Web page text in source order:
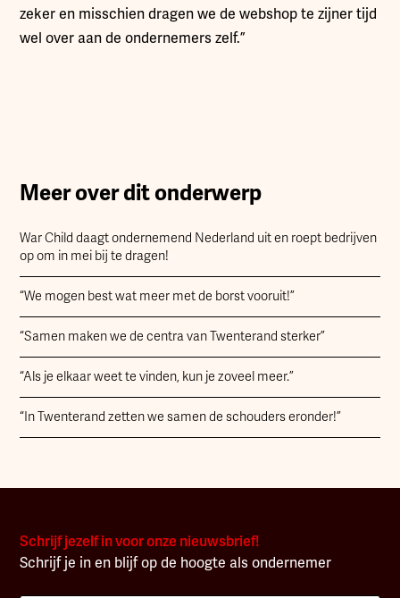
zeker en misschien dragen we de webshop te zijner tijd
wel over aan de ondernemers zelf.”
Meer over dit onderwerp
War Child daagt ondernemend Nederland uit en roept bedrijven
op om in mei bij te dragen!
“We mogen best wat meer met de borst vooruit!”
“Samen maken we de centra van Twenterand sterker”
“Als je elkaar weet te vinden, kun je zoveel meer.”
“In Twenterand zetten we samen de schouders eronder!”
Schrijf jezelf in voor onze nieuwsbrief!
Schrijf je in en blijf op de hoogte als ondernemer